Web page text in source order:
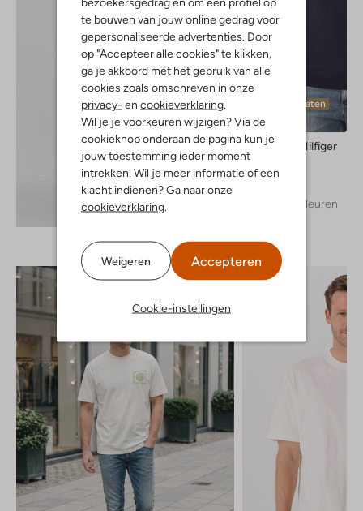
te bouwen van jouw online gedrag voor
gepersonaliseerde advertenties. Door
op "Accepteer alle cookies" te klikken,
ga je akkoord met het gebruik van alle
cookies zoals omschreven in onze
privacy- en cookieverklaring.
Wil je je voorkeuren wijzigen? Via de
cookieknop onderaan de pagina kun je
jouw toestemming ieder moment
intrekken. Wil je meer informatie of een
klacht indienen? Ga naar onze
cookieverklaring.
Weigeren Accepteren
Cookie-instellingen
Ontdek de look
Laatste maten
Tommy Hilfiger
€ 119,99
+ meer kleuren